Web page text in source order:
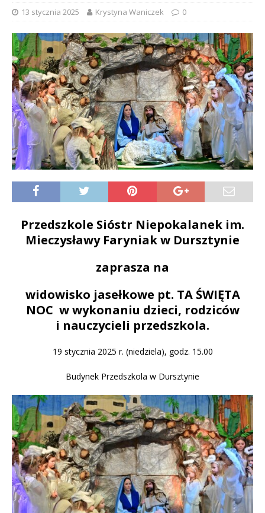
13 stycznia 2025 Krystyna Waniczek 0
Przedszkole Sióstr Niepokalanek im.
Mieczysławy Faryniak w Dursztynie
zaprasza na
widowisko jasełkowe pt. TA ŚWIĘTA
NOC w wykonaniu dzieci, rodziców
i nauczycieli przedszkola.
19 stycznia 2025 r. (niedziela), godz. 15.00
Budynek Przedszkola w Dursztynie